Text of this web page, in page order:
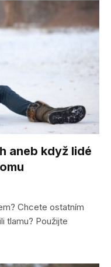
aneb když lidé
Chcete ostatním
tlamu? Použijte